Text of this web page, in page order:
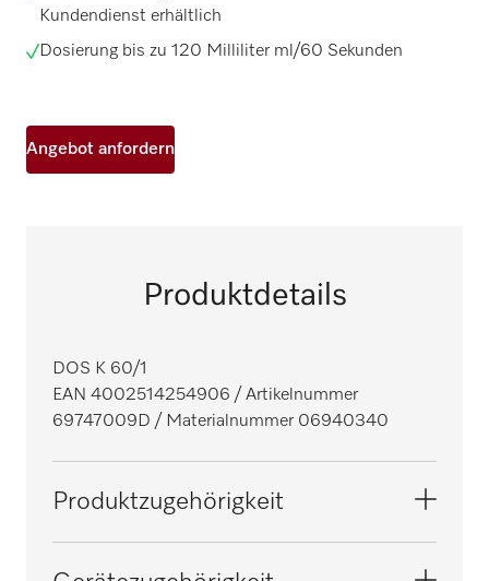
Kundendienst erhältlich
Dosierung bis zu 120 Milliliter ml/60 Sekunden
Angebot anfordern
Produktdetails
DOS K 60/1
EAN 4002514254906 / Artikelnummer
69747009D / Materialnummer 06940340
Produktzugehörigkeit